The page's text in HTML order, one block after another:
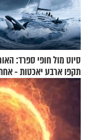
סיוט מול חופי ספרד:
תקפו ארבע יאכטות -
טבעה